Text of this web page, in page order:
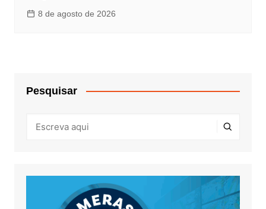
8 de agosto de 2026
Pesquisar